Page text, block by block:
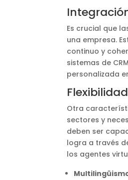
Es crucial que
una empresa.
continuo y
sistemas de
personalizada
Otra
sectores y
deben ser
logra a través
los agentes